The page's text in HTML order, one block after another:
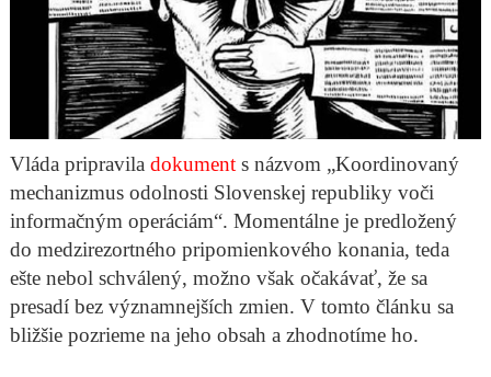
Vláda pripravila dokuments názvom „Koordinovaný
mechanizmus odolnosti Slovenskej republiky voči
informačným operáciám“. Momentálne je predložený
do medzirezortného pripomienkového konania, teda
ešte nebol schválený, možno však očakávať, že sa
presadí bez významnejších zmien. V tomto článku sa
bližšie pozrieme na jeho obsah a zhodnotíme ho.